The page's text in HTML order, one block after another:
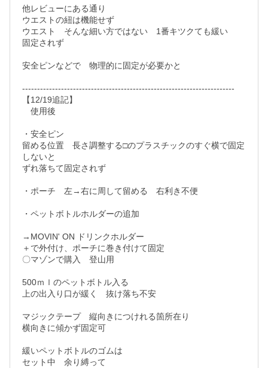
他レビューにある通り
ウエストの紐は機能せず
ウエスト　そんな細い方ではない　1番キツクても緩い
固定されず
安全ピンなどで　物理的に固定が必要かと
-----------------------------------------------------------------------
【12/19追記】
使用後
・安全ピン
留める位置　長さ調整する□のプラスチックのすぐ横で固定
しないと
ずれ落ちて固定されず
・ポーチ　左→右に周して留める　右利き不便
・ペットボトルホルダーの追加
→MOVIN' ON ドリンクホルダー
＋で外付け、ポーチに巻き付けて固定
〇マゾンで購入　登山用
500ｍｌのペットボトル入る
上の出入り口が緩く　抜け落ち不安
マジックテープ　縦向きにつけれる箇所在り
横向きに傾かず固定可
緩いペットボトルのゴムは
セット中　余り縛って